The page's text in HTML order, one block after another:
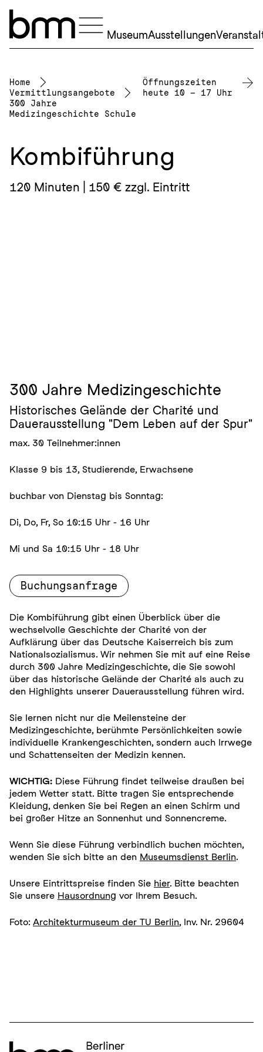
MuseumAusstellungen
Home
Vermittlungsangebote
300 Jahre
Medizingeschichte Schule
Öffnungszeiten
heute 10 – 17 Uhr
Kombiführung
120 Minuten | 150 € zzgl. Eintritt
300 Jahre Medizingeschichte
Historisches Gelände der Charité und
Dauerausstellung "Dem Leben auf der Spur"
max. 30 Teilnehmer:innen
Klasse 9 bis 13, Studierende, Erwachsene
buchbar von Dienstag bis Sonntag:
Di, Do, Fr, So 10:15 Uhr - 16 Uhr
Mi und Sa 10:15 Uhr - 18 Uhr
Buchungsanfrage
Die Kombiführung gibt einen Überblick über die
wechselvolle Geschichte der Charité von der
Aufklärung über das Deutsche Kaiserreich bis zum
Nationalsozialismus. Wir nehmen Sie mit auf eine Reise
durch 300 Jahre Medizingeschichte, die Sie sowohl
über das historische Gelände der Charité als auch zu
den Highlights unserer Dauerausstellung führen wird.
Sie lernen nicht nur die Meilensteine der
Medizingeschichte, berühmte Persönlichkeiten sowie
individuelle Krankengeschichten, sondern auch Irrwege
und Schattenseiten der Medizin kennen.
WICHTIG: Diese Führung findet teilweise draußen bei
jedem Wetter statt. Bitte tragen Sie entsprechende
Kleidung, denken Sie bei Regen an einen Schirm und
bei großer Hitze an Sonnenhut und Sonnencreme.
Wenn Sie diese Führung verbindlich buchen möchten,
wenden Sie sich bitte an den Museumsdienst Berlin.
Unsere Eintrittspreise finden Sie hier. Bitte beachten
Sie unsere Hausordnung vor Ihrem Besuch.
Foto: Architekturmuseum der TU Berlin, Inv. Nr. 29604